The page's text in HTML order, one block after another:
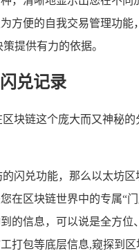
方便的自我交易管理功
提供有力的依据。
兑记录
块链这个庞大而又神秘
闪兑功能，那么以太坊
在区块链世界中的专属“
的信息，可以说是全方
打包等底层信息,窥探到区